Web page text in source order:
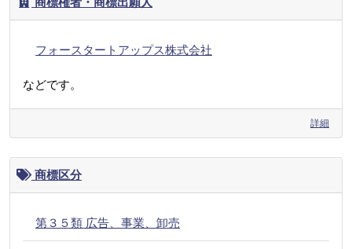
フォースタートアップス株式会社
などです。
詳細
商標区分
第３５類 広告、事業、卸売